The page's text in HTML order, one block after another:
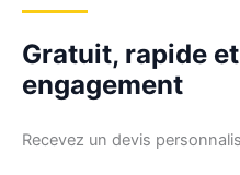
Gratuit, rapide
engagement
Recevez un devis